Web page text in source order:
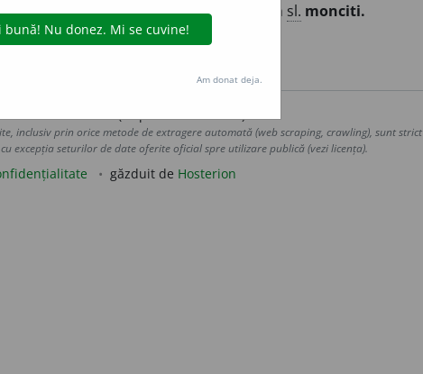
A se munci cu gândul= a se frământa. – Din sl. monciti.
2026 dexonline (https://dexonline.ro)
inclusiv prin orice metode de extragere automată (web scraping, crawling), sunt strict
excepția seturilor de date oferite oficial spre utilizare publică (vezi licența).
găzduit de Hosterion
Am donat deja.